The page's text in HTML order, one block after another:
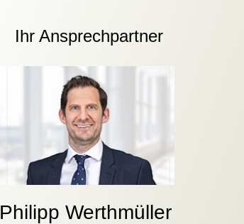
Ihr Ansprechpartner
Philipp Werthmüller